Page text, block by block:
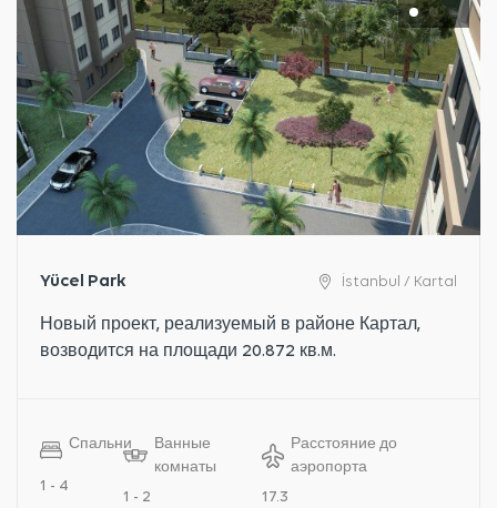
Yücel Park İstanbul / Kartal
Новый проект, реализуемый в районе Картал,
возводится на площади 20.872 кв.м.
Спальни
1 - 4
Ванные
комнаты
1 - 2
Расстояние до
аэропорта
17.3